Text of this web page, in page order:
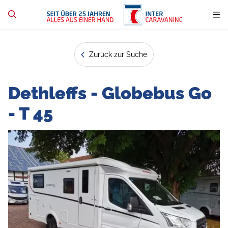
Zurück zur Suche
Dethleffs - Globebus Go
- T 45